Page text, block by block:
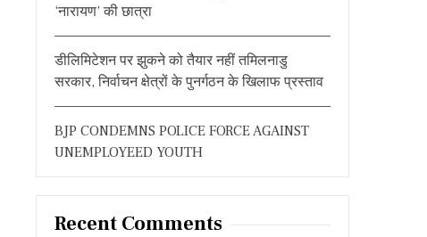
‘नारायण’ की छात्रा
डीलिमिटेशन पर झुकने को तैयार नहीं तमिलनाडु
सरकार, निर्वाचन क्षेत्रों के पुनर्गठन के खिलाफ प्रस्ताव
BJP CONDEMNS POLICE FORCE AGAINST
UNEMPLOYEED YOUTH
Recent Comments